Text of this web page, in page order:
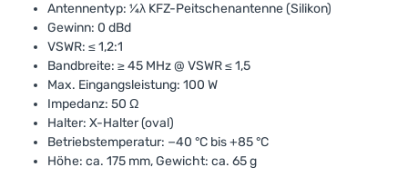
Antennentyp: ¼λ KFZ-Peitschenantenne (Silikon)
Gewinn: 0 dBd
VSWR: ≤ 1,2:1
Bandbreite: ≥ 45 MHz @ VSWR ≤ 1,5
Max. Eingangsleistung: 100 W
Impedanz: 50 Ω
Halter: X-Halter (oval)
Betriebstemperatur: −40 °C bis +85 °C
Höhe: ca. 175 mm, Gewicht: ca. 65 g